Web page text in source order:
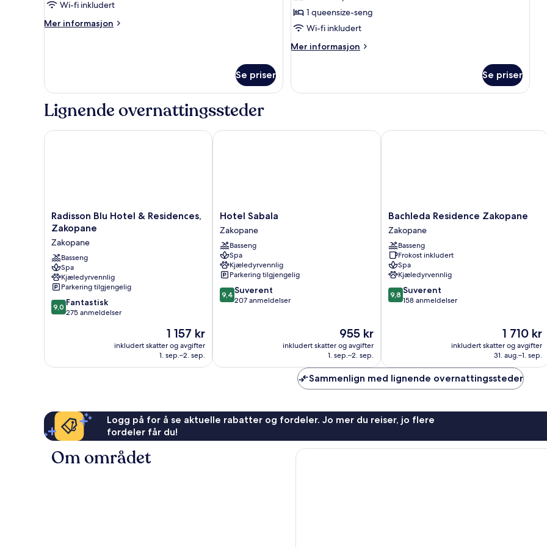
Wi-fi inkludert
Mer informasjon
Mer
Se priser
1 queensize-seng
Wi-fi inkludert
Mer informasjon
Mer
Se priser
Lignende overnattingssteder
Radisson
Blu
&
Residences,
Zakopane
Zakopane
Radisson Blu Hotel & Residences,
Zakopane
Zakopane
Basseng
Spa
Kjæledyrvennlig
Parkering tilgjengelig
9.0
av
9,0 Fantastisk
275 anmeldelser
Prisen
er
1 157 kr
1 157 kr
inkludert skatter og avgifter
1. sep.–2. sep.
Radisson Blu Hotel & Residences, Zakopane
Hotel
Sabala
Zakopane
Hotel Sabala
Zakopane
Basseng
Spa
Kjæledyrvennlig
Parkering tilgjengelig
9.4
av
9,4 Suverent
207 anmeldelser
Prisen
er
955 kr
955 kr
inkludert skatter og avgifter
1. sep.–2. sep.
Hotel Sabala
Bachleda
Residence
Zakopane
Zakopane
Bachleda Residence Zakopane
Zakopane
Basseng
Frokost inkludert
Spa
Kjæledyrvennlig
9.8
av
9,8 Suverent
158 anmeldelser
Prisen
er
1 710 kr
1 710 kr
inkludert skatter og avgifter
31. aug.–1. sep.
Bachleda Residence Zakopane
Sammenlign med lignende overnattingssteder
Logg på for å se aktuelle rabatter og fordeler. Jo mer du reiser, jo flere
fordeler får du!
Om området